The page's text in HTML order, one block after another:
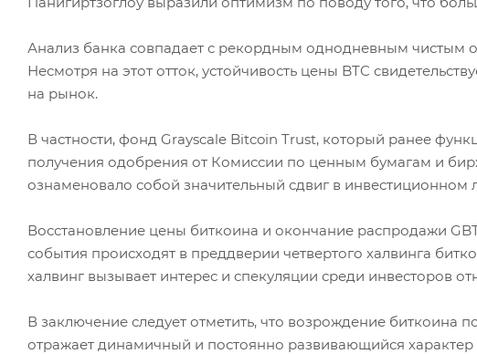
Анализ банка совпадает с рекордным однодневным чистым
Несмотря на этот отток, устойчивость цены BTC
на рынок.
В частности, фонд Grayscale Bitcoin Trust, который ранее
получения одобрения от Комиссии по ценным бумагам и
ознаменовало собой значительный сдвиг в инвестиционном
Восстановление цены биткоина и окончание распродажи
события происходят в преддверии четвертого халвинга
халвинг вызывает интерес и спекуляции среди инвесторов
В заключение следует отметить, что возрождение
отражает динамичный и постоянно развивающийся